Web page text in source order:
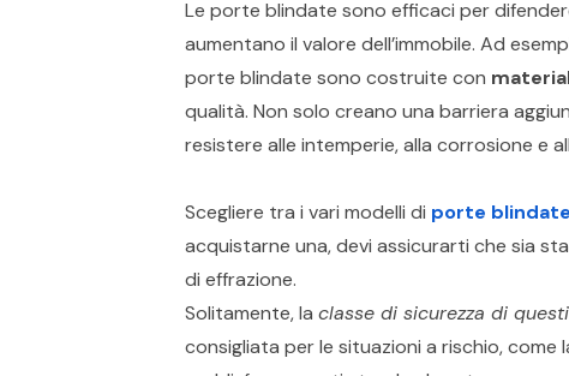
Le porte blindate sono efficaci per
aumentano il valore dell’immobile. Ad
porte blindate sono costruite con
qualità. Non solo creano una barriera
resistere alle intemperie, alla corrosione e
Scegliere tra i vari modelli di porte blindate
acquistarne una, devi assicurarti che sia
di effrazione.
Solitamente, laclasse di sicurezza di
consigliata per le situazioni a rischio,